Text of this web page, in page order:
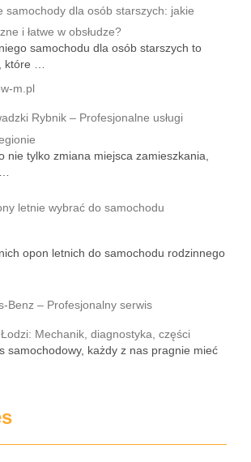
samochody dla osób starszych: jakie
i łatwe w obsłudze?
samochodu dla osób starszych to
które …
m.pl
Rybnik – Profesjonalne usługi
nie tylko zmiana miejsca zamieszkania,
letnie wybrać do samochodu
opon letnich do samochodu rodzinnego
Benz – Profesjonalny serwis
Mechanik, diagnostyka, części
samochodowy, każdy z nas pragnie mieć